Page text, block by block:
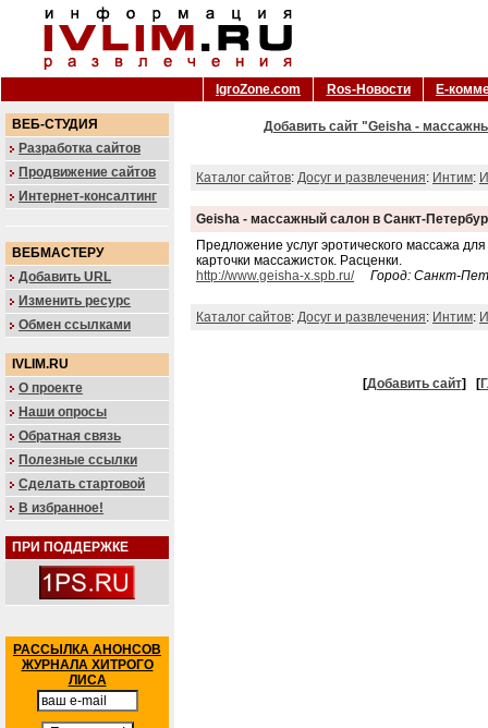
IgroZone.com Ros-Новости Е-
ВЕБ-СТУДИЯ
Разработка сайтов
Продвижение сайтов
Интернет-консалтинг
ВЕБМАСТЕРУ
Добавить URL
Изменить ресурс
Обмен ссылками
IVLIM.RU
О проекте
Наши опросы
Обратная связь
Полезные ссылки
Сделать стартовой
В избранное!
ПРИ ПОДДЕРЖКЕ
РАССЫЛКА АНОНСОВ
ЖУРНАЛА ХИТРОГО
ЛИСА
Добавить сайт "Geisha -
Каталог сайтов: Досуг и развлечения: Интим:
Geisha - массажный салон в Санкт-
Предложение услуг эротического массажа
карточки массажисток. Расценки.
http://www.geisha-x.spb.ru/
Город: Санкт-
Каталог сайтов: Досуг и развлечения: Интим:
[Добавить сайт] [